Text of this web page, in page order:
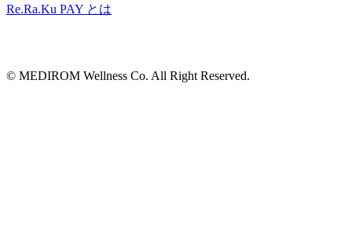
Re.Ra.Ku PAY とは
© MEDIROM Wellness Co. All Right Reserved.